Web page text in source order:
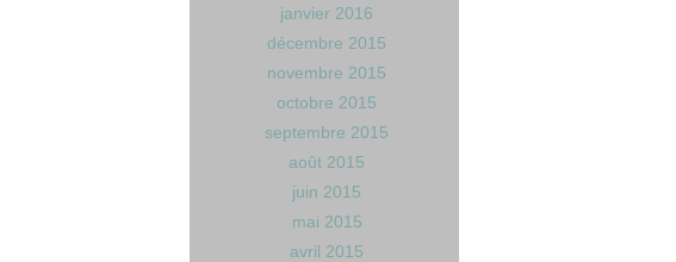
janvier 2016
décembre 2015
novembre 2015
octobre 2015
septembre 2015
août 2015
juin 2015
mai 2015
avril 2015